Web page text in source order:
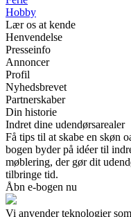
Hobby
Lær os at kende
Henvendelse
Presseinfo
Annoncer
Profil
Nyhedsbrevet
Partnerskaber
Din historie
Indret dine udendørsarealer
Få tips til at skabe en skøn
bogen byder på idéer til
møblering, der gør dit
tilbringe tid.
Åbn e-bogen nu
Vi anvender teknologier